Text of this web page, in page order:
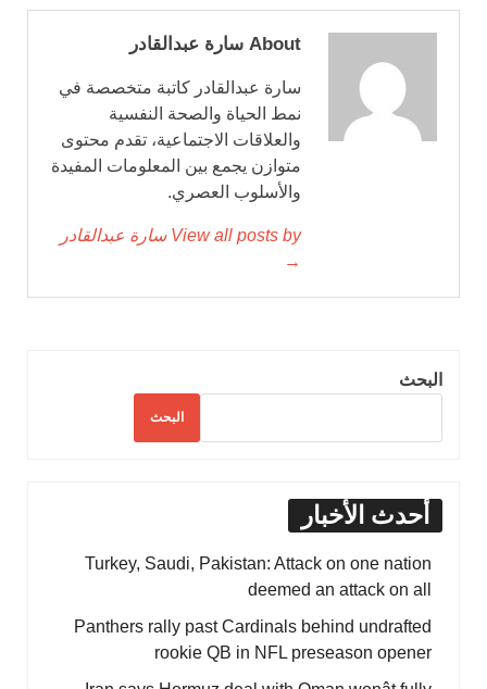
About سارة عبدالقادر
سارة عبدالقادر كاتبة متخصصة في
نمط الحياة والصحة النفسية
والعلاقات الاجتماعية، تقدم محتوى
متوازن يجمع بين المعلومات المفيدة
والأسلوب العصري.
View all posts by سارة عبدالقادر
→
البحث
البحث
أحدث الأخبار
Turkey, Saudi, Pakistan: Attack on one nation
deemed an attack on all
Panthers rally past Cardinals behind undrafted
rookie QB in NFL preseason opener